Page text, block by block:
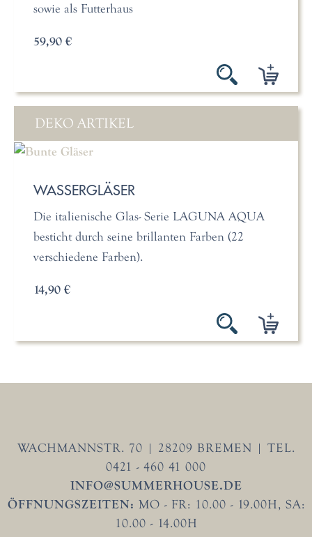
sowie als Futterhaus
59,90 €
DEKO ARTIKEL
WASSERGLÄSER
Die italienische Glas- Serie LAGUNA AQUA
besticht durch seine brillanten Farben (22
verschiedene Farben).
14,90 €
WACHMANNSTR. 70 | 28209 BREMEN | TEL.
0421 - 460 41 000
INFO@SUMMERHOUSE.DE
ÖFFNUNGSZEITEN: MO - FR: 10.00 - 19.00H, SA:
10.00 - 14.00H